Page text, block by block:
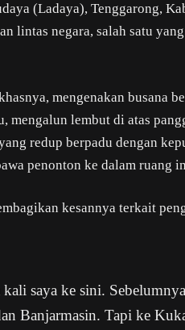
(Ladaya), Tenggarong,
lintas negara, salah satu
mengenakan busana
mengalun lembut di atas
redup berpadu dengan
penonton ke dalam ruang
kesannya terkait
saya ke sini.
Banjarmasin. Tapi ke